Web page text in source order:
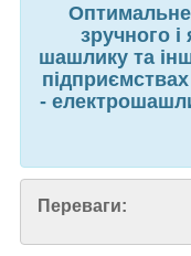
зручного і
шашлику та
-
Переваги: